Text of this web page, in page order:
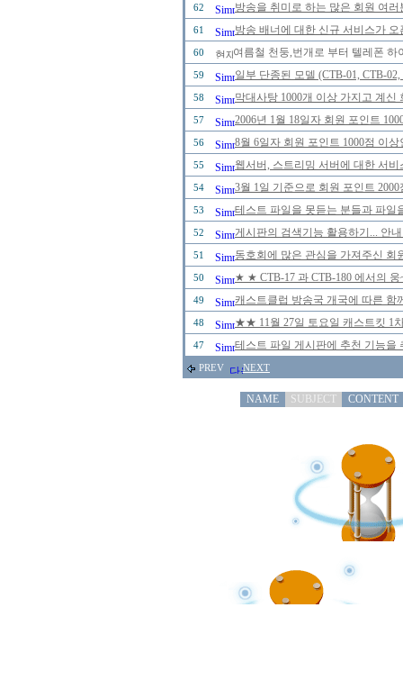
62 방송을 취미로 하는 많은 회원 여
61 방송 배너에 대한 신규 서비스가
60 여름철 천둥,번개로 부터 텔레폰
59 일부 단종된 모델 (CTB-01, CTB-
58 막대사탕 1000개 이상 가지고 계
57 2006년 1월 18일자 회원 포인트
56 8월 6일자 회원 포인트 1000점 이
55 웹서버, 스트리밍 서버에 대한 서
54 3월 1일 기준으로 회원 포인트
53 테스트 파일을 못듣는 분들과 파
52 게시판의 검색기능 활용하기... 안
51 동호회에 많은 관심을 가져주신
50 ★ ★ CTB-17 과 CTB-180 에서의
49 캐스트클럽 방송국 개국에 따른
48 ★★ 11월 27일 토요일 캐스트킷
47 테스트 파일 게시판에 추천 기능
PREV NEXT